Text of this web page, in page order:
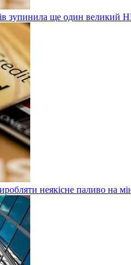
зупинила ще один великий
неякісне паливо на